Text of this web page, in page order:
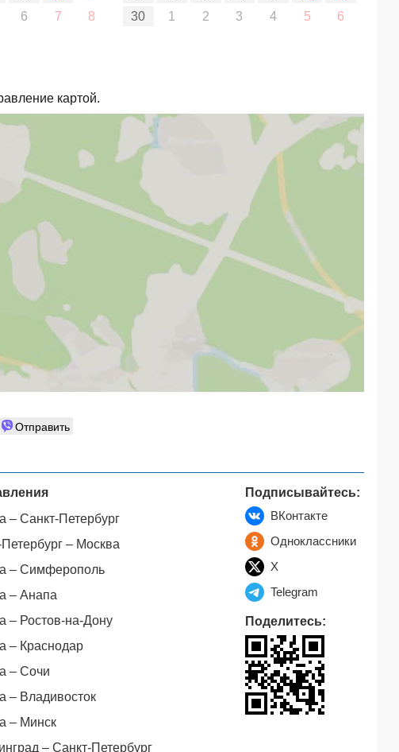
6 7 8
30
1 2 3 4 5 6
картой.
Отправить
– Санкт-Петербург
– Москва
– Симферополь
– Анапа
– Ростов-на-Дону
– Краснодар
– Сочи
– Владивосток
– Минск
– Санкт-Петербург
Подписывайтесь:
ВКонтакте
Одноклассники
X
Telegram
Поделитесь: